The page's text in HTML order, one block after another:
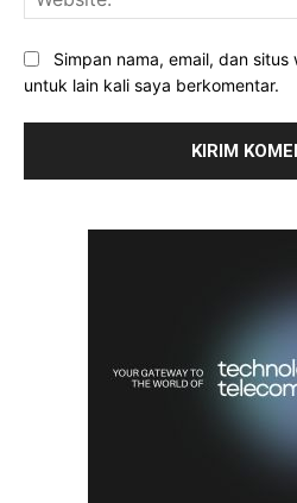
Simpan nama, email, dan
untuk lain kali saya berkomentar.